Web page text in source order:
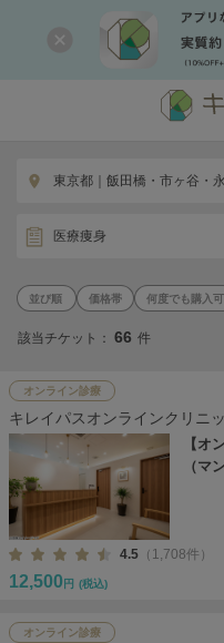
東京都｜飯田橋・市ヶ谷・
医療痩身
価格帯 何度でも購入可
該当チケット： 66 件
オンライン診療
キレイパスオンラインクリニ
【オ
（マ
4.5 （1,708件）
12,500 円 (税込)
オンライン診療